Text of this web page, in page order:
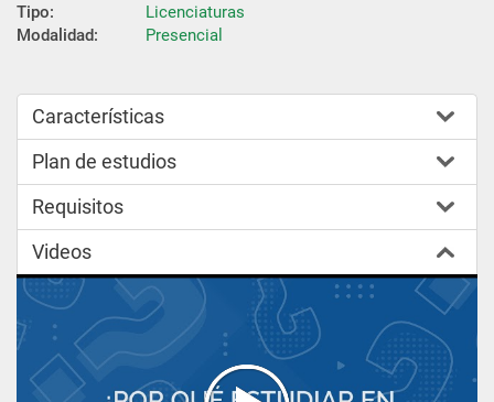
Tipo:
Licenciaturas
Modalidad:
Presencial
Características
Plan de estudios
Requisitos
Videos